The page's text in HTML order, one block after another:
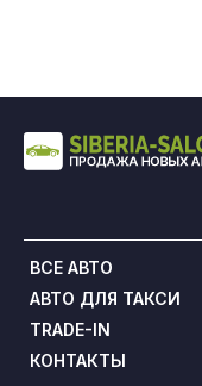
ВСЕ АВТО
АВТО ДЛЯ ТАКСИ
TRADE-IN
КОНТАКТЫ